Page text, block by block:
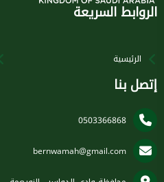
الروابط السريعة
الرئيسية
إتصل بنا
0503366868
bernwamah@gmail.com